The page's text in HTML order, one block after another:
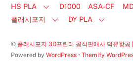
HS PLA
D1000 ASA-CF
플래시포지
DY PLA
© 플래시포지 3D프린터 공식판매사 덕유항공
Powered byWordPress •Themify